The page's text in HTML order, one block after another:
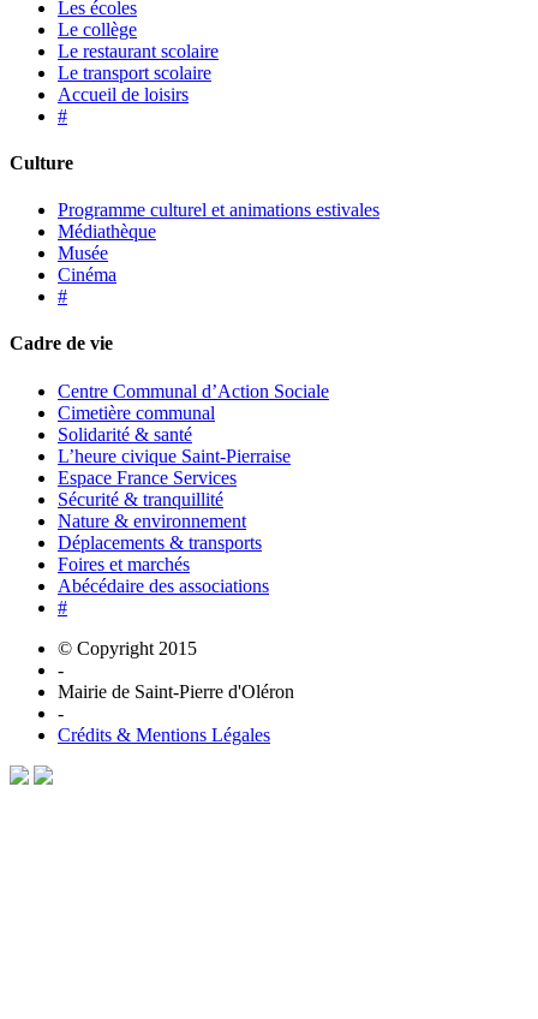
Les écoles
Le collège
Le restaurant scolaire
Le transport scolaire
Accueil de loisirs
#
Culture
Programme culturel et animations estivales
Médiathèque
Musée
Cinéma
#
Cadre de vie
Centre Communal d’Action Sociale
Cimetière communal
Solidarité & santé
L’heure civique Saint-Pierraise
Espace France Services
Sécurité & tranquillité
Nature & environnement
Déplacements & transports
Foires et marchés
Abécédaire des associations
#
© Copyright 2015
-
Mairie de Saint-Pierre d'Oléron
-
Crédits & Mentions Légales